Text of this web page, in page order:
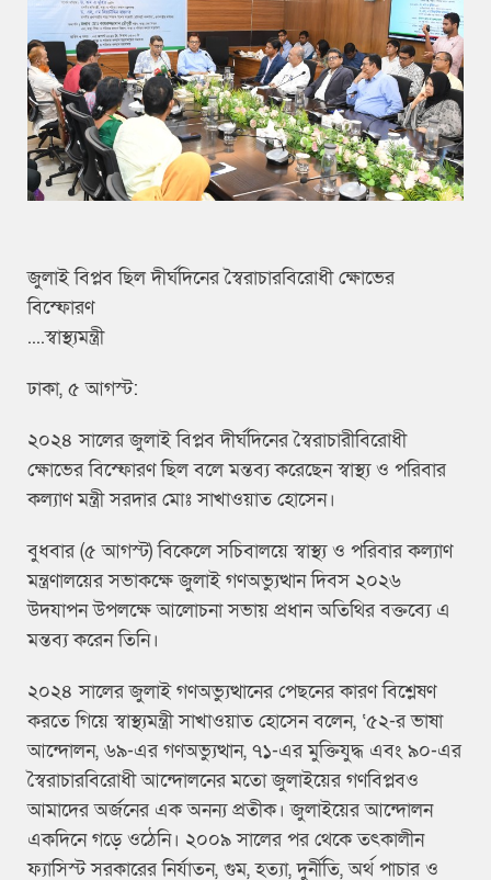
জুলাই বিপ্লব ছিল দীর্ঘদিনের স্বৈরাচারবিরোধী ক্ষোভের
বিস্ফোরণ
....স্বাস্থ্যমন্ত্রী
ঢাকা, ৫ আগস্ট:
২০২৪ সালের জুলাই বিপ্লব দীর্ঘদিনের স্বৈরাচারীবিরোধী
ক্ষোভের বিস্ফোরণ ছিল বলে মন্তব্য করেছেন স্বাস্থ্য ও পরিবার
কল্যাণ মন্ত্রী সরদার মোঃ সাখাওয়াত হোসেন।
বুধবার (৫ আগস্ট) বিকেলে সচিবালয়ে স্বাস্থ্য ও পরিবার কল্যাণ
মন্ত্রণালয়ের সভাকক্ষে জুলাই গণঅভ্যুত্থান দিবস ২০২৬
উদযাপন উপলক্ষে আলোচনা সভায় প্রধান অতিথির বক্তব্যে এ
মন্তব্য করেন তিনি।
২০২৪ সালের জুলাই গণঅভ্যুত্থানের পেছনের কারণ বিশ্লেষণ
করতে গিয়ে স্বাস্থ্যমন্ত্রী সাখাওয়াত হোসেন বলেন, ‘৫২-র ভাষা
আন্দোলন, ৬৯-এর গণঅভ্যুত্থান, ৭১-এর মুক্তিযুদ্ধ এবং ৯০-এর
স্বৈরাচারবিরোধী আন্দোলনের মতো জুলাইয়ের গণবিপ্লবও
আমাদের অর্জনের এক অনন্য প্রতীক। জুলাইয়ের আন্দোলন
একদিনে গড়ে ওঠেনি। ২০০৯ সালের পর থেকে তৎকালীন
ফ্যাসিস্ট সরকারের নির্যাতন, গুম, হত্যা, দুর্নীতি, অর্থ পাচার ও